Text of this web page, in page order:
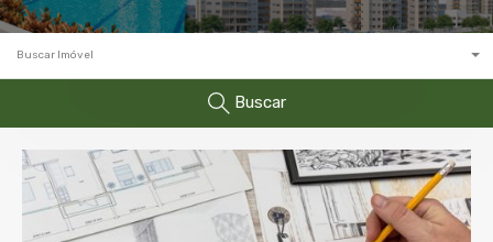
Buscar Imóvel
Buscar